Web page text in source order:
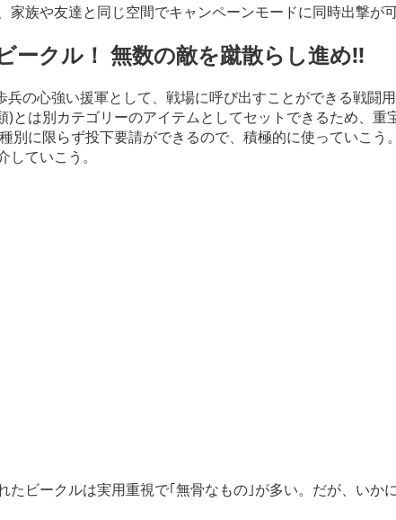
家族や友達と同じ空間でキャンペーンモードに同時出撃が
ークル！ 無数の敵を蹴散らし進め!!
兵の心強い援軍として、戦場に呼び出すことができる戦闘
)とは別カテゴリーのアイテムとしてセットできるため、重
別に限らず投下要請ができるので、積極的に使っていこう
ていこう。
たビークルは実用重視で｢無骨なもの｣が多い。だが、いか